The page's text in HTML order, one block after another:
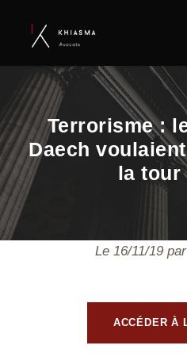
Terrorisme :
Daech
la tour
Le 16/11/19
ACCÉDER À